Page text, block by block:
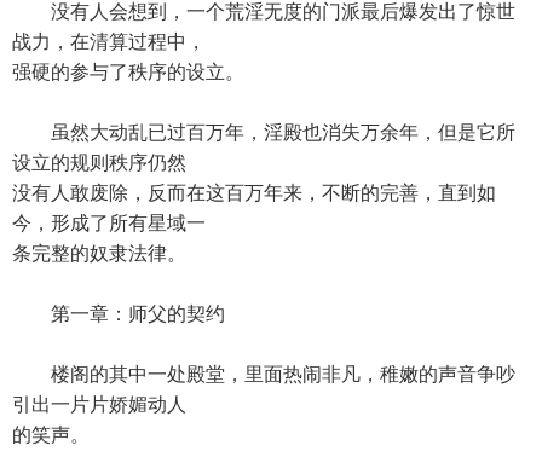
没有人会想到，一个荒淫无度的门派最后爆发出了惊世
战力，在清算过程中，
强硬的参与了秩序的设立。
虽然大动乱已过百万年，淫殿也消失万余年，但是它所
设立的规则秩序仍然
没有人敢废除，反而在这百万年来，不断的完善，直到如
今，形成了所有星域一
条完整的奴隶法律。
第一章：师父的契约
楼阁的其中一处殿堂，里面热闹非凡，稚嫩的声音争吵
引出一片片娇媚动人
的笑声。